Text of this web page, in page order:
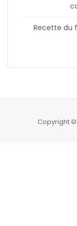
Recette du
Copyright